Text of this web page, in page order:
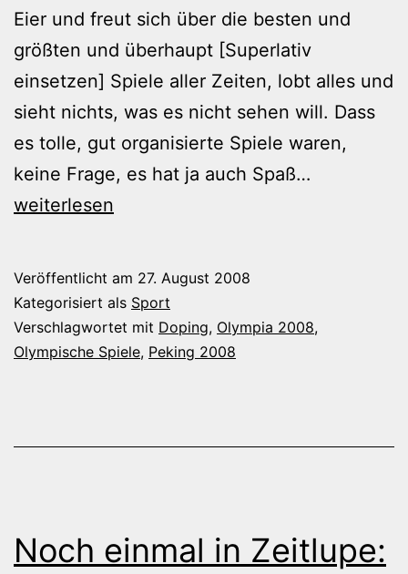
Eier und freut sich über die besten und
größten und überhaupt [Superlativ
einsetzen] Spiele aller Zeiten, lobt alles und
sieht nichts, was es nicht sehen will. Dass
es tolle, gut organisierte Spiele waren,
keine Frage, es hat ja auch Spaß…
weiterlesen
Veröffentlicht am 27. August 2008
Kategorisiert als Sport
Verschlagwortet mit Doping, Olympia 2008,
Olympische Spiele, Peking 2008
Noch einmal in Zeitlupe: